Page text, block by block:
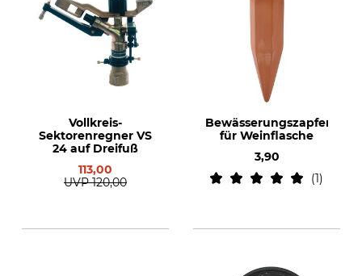
Vollkreis-
Sektorenregner VS
24 auf Dreifuß
113,00
UVP 120,00
Bewässerungszapfen
für Weinflasche
3,90
1